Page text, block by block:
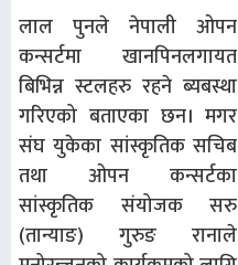
लाल पुनले नेपाली ओपन
कन्सर्टमा खानपिनलगायत
बिभिन्न स्टलहरु रहने ब्यबस्था
गरिएको बताएका छन। मगर
संघ युकेका सांस्कृतिक सचिब
तथा ओपन कन्सर्टका
सांस्कृतिक संयोजक सरु
(तान्याङ) गुरुङ रानाले